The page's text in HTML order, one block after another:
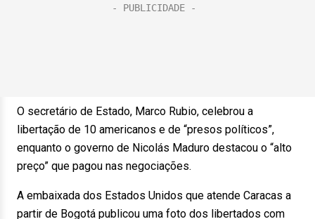
O secretário de Estado, Marco Rubio, celebrou a
libertação de 10 americanos e de “presos políticos”,
enquanto o governo de Nicolás Maduro destacou o “alto
preço” que pagou nas negociações.
A embaixada dos Estados Unidos que atende Caracas a
partir de Bogotá publicou uma foto dos libertados com